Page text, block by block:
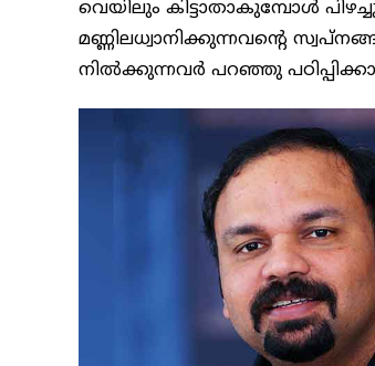
വെയിലും കിട്ടാതാകുമ്പോൾ
മണ്ണിലധ്വാനിക്കുന്നവൻ്റെ
നിൽക്കുന്നവർ പറഞ്ഞു